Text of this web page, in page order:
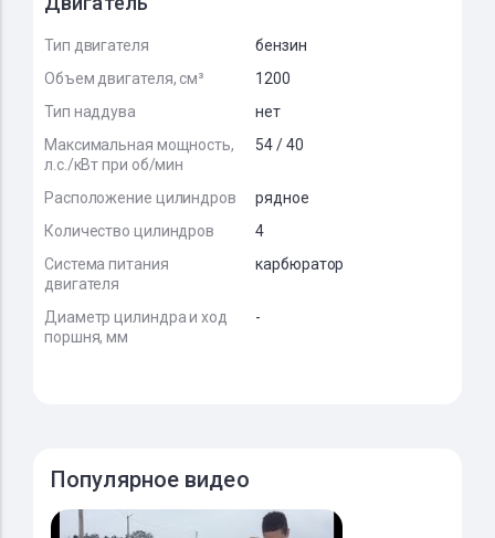
Тип двигателя
бензин
Объем двигателя, см³
1200
Тип наддува
нет
Максимальная мощность,
л.с./кВт при об/мин
54 / 40
Расположение цилиндров
рядное
Количество цилиндров
4
Система питания
двигателя
карбюратор
Диаметр цилиндра и ход
поршня, мм
-
Популярное видео